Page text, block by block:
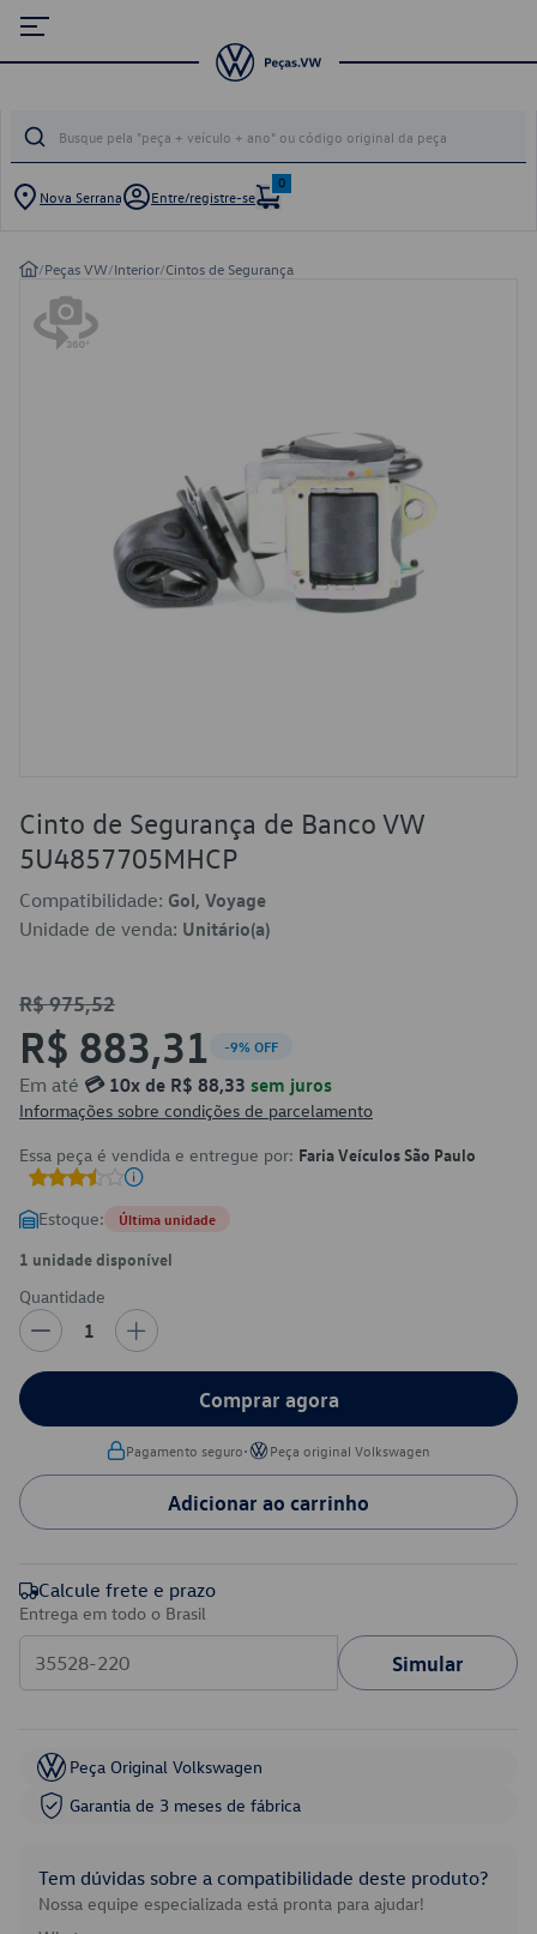
Nova Serrana Entre/registre-se
0
/Peças VW/Interior/Cintos de Segurança
Cinto de Segurança de Banco VW
5U4857705MHCP
Compatibilidade: Gol, Voyage
Unidade de venda: Unitário(a)
R$ 975,52
R$ 883,31 -9% OFF
Em até 💳 10x de R$ 88,33 sem juros
Informações sobre condições de parcelamento
Essa peça é vendida e entregue por: Faria Veículos São Paulo
Estoque: Última unidade
1 unidade disponível
Quantidade
1
Comprar agora
Pagamento seguro• Peça original Volkswagen
Adicionar ao carrinho
Calcule frete e prazo
Entrega em todo o Brasil
Simular
Peça Original Volkswagen
Garantia de 3 meses de fábrica
Tem dúvidas sobre a compatibilidade deste produto?
Nossa equipe especializada está pronta para ajudar!